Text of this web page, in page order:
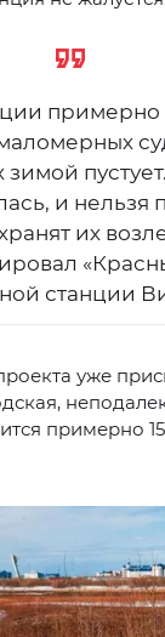
примерно
зимой
и нельзя
их
станции
уже
примерно